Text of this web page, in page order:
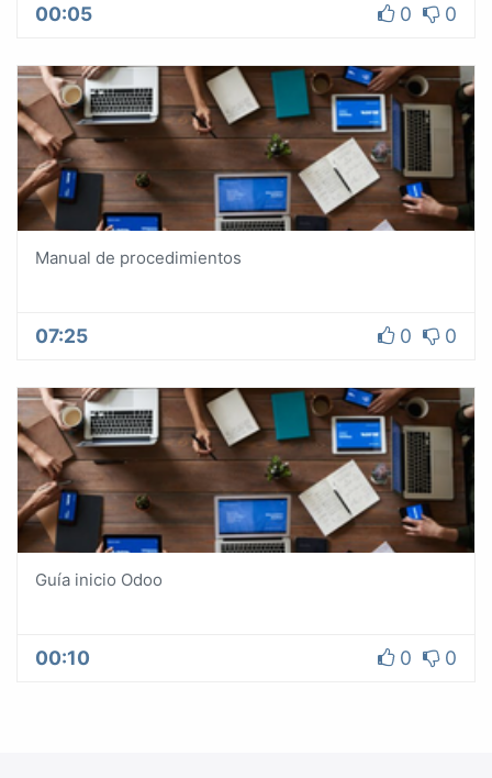
00:05 0 0
Manual de procedimientos
07:25 0 0
Guía inicio Odoo
00:10 0 0